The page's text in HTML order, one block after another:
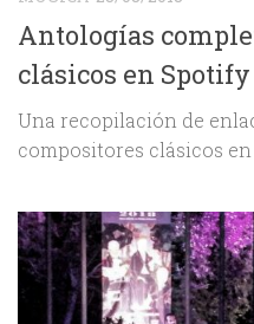
Antologías
clásicos en Spotify
Una recopilación de
compositores clásicos en